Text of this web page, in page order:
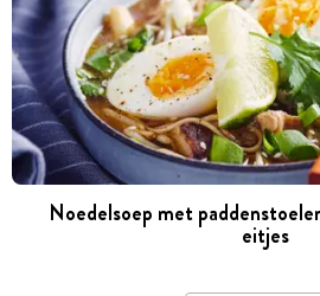
Noedelsoep met
eitjes